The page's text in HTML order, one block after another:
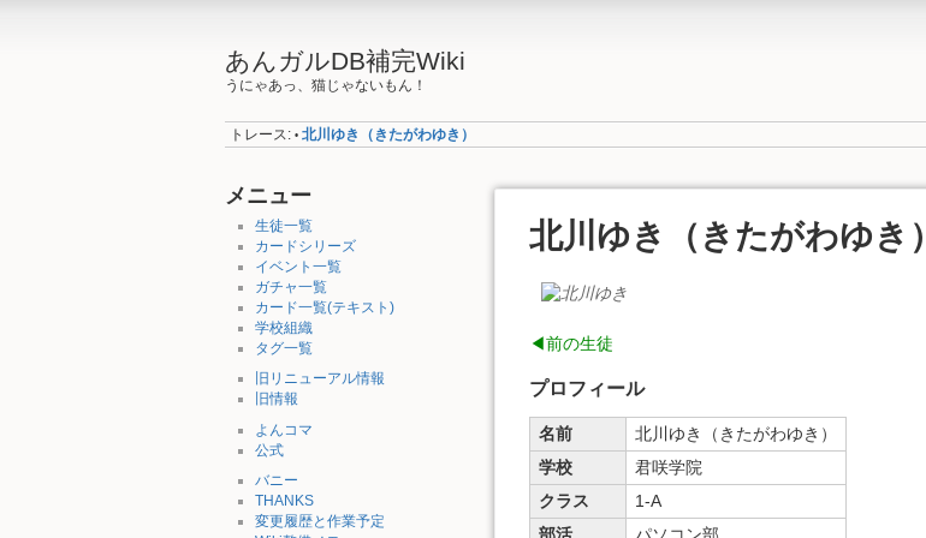
あんガルDB補完Wiki
うにゃあっ、猫じゃないもん！
トレース: • 北川ゆき（きたがわゆき）
メニュー
生徒一覧
カードシリーズ
イベント一覧
ガチャ一覧
カード一覧(テキスト)
学校組織
タグ一覧
旧リニューアル情報
旧情報
よんコマ
公式
バニー
THANKS
変更履歴と作業予定
北川ゆき（きたがわゆき）
◀前の生徒
プロフィール
名前
北川ゆき（きたがわゆき）
学校
君咲学院
クラス
1-A